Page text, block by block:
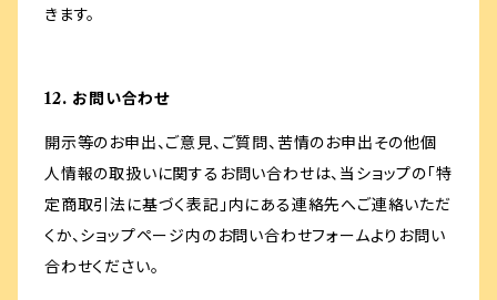
きます。
12. お問い合わせ
開示等のお申出、ご意見、ご質問、苦情のお申出その他個
人情報の取扱いに関するお問い合わせは、当ショップの「特
定商取引法に基づく表記」内にある連絡先へご連絡いただ
くか、ショップページ内のお問い合わせフォームよりお問い
合わせください。